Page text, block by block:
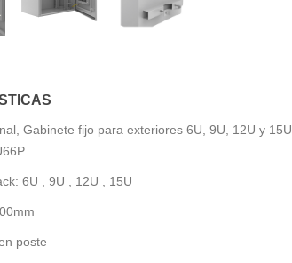
Gabinete fijo para exteriores 6U, 9U, 12U y
6U , 9U , 12U , 15U
poste